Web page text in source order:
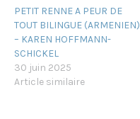
PETIT RENNE A PEUR DE
TOUT BILINGUE (ARMENIEN)
– KAREN HOFFMANN-
SCHICKEL
30 juin 2025
Article similaire